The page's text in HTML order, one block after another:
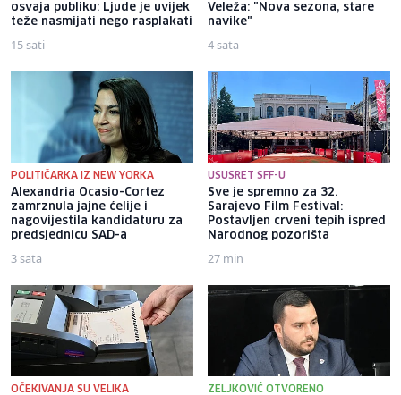
osvaja publiku: Ljude je uvijek
teže nasmijati nego rasplakati
15 sati
Veleža: "Nova sezona, stare
navike"
4 sata
POLITIČARKA IZ NEW YORKA
Alexandria Ocasio-Cortez
zamrznula jajne ćelije i
nagovijestila kandidaturu za
predsjednicu SAD-a
3 sata
USUSRET SFF-U
Sve je spremno za 32.
Sarajevo Film Festival:
Postavljen crveni tepih ispred
Narodnog pozorišta
27 min
OČEKIVANJA SU VELIKA ZELJKOVIĆ OTVORENO